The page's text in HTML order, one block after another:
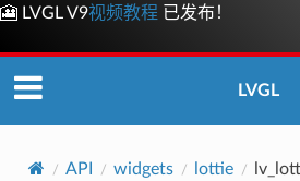
🎦 LVGL V9视频教程 已发布！
LVGL
API widgets lottie